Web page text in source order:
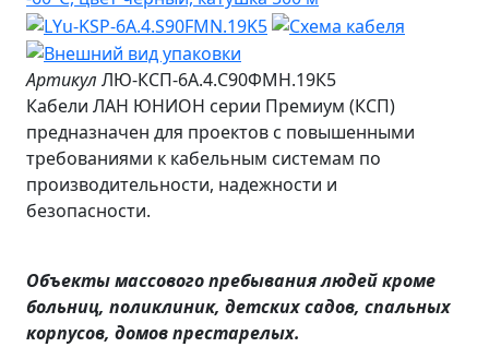
Артикул ЛЮ-КСП-6A.4.С90ФМН.19К5
Кабели ЛАН ЮНИОН серии Премиум (КСП)
предназначен для проектов с повышенными
требованиями к кабельным системам по
производительности, надежности и
безопасности.
Объекты массового пребывания людей кроме
больниц, поликлиник, детских садов, спальных
корпусов, домов престарелых.